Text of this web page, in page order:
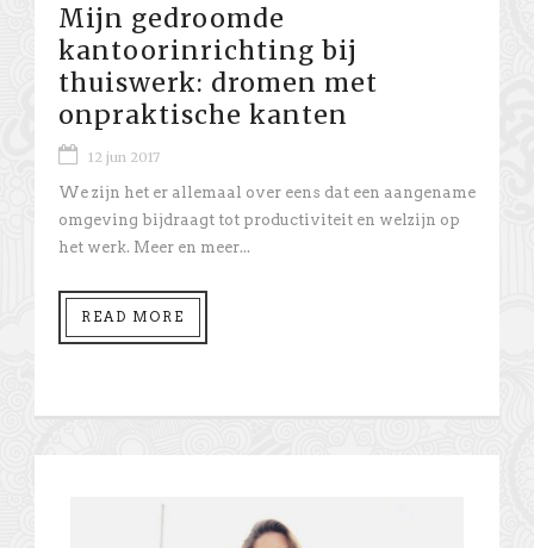
Mijn gedroomde
kantoorinrichting bij
thuiswerk: dromen met
onpraktische kanten
12 jun 2017
We zijn het er allemaal over eens dat een aangename
omgeving bijdraagt tot productiviteit en welzijn op
het werk. Meer en meer...
READ MORE